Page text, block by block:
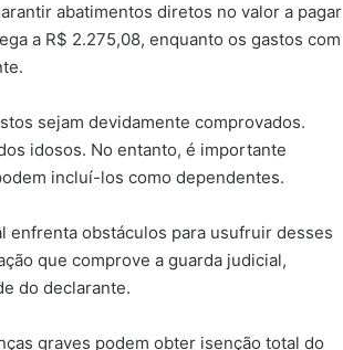
abatimentos diretos no valor a pagar
a R$ 2.275,08, enquanto os gastos com
sejam devidamente comprovados.
idosos. No entanto, é importante
incluí-los como dependentes.
enfrenta obstáculos para usufruir desses
que comprove a guarda judicial,
do declarante.
graves podem obter isenção total do